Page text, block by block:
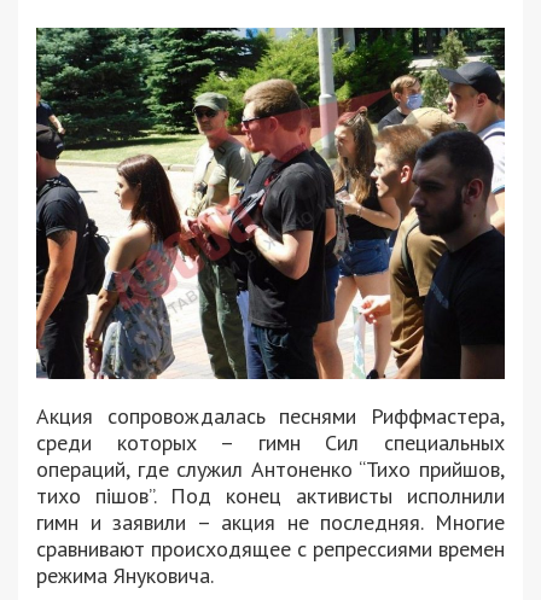
Акция сопровождалась песнями Риффмастера,
среди которых – гимн Сил специальных
операций, где служил Антоненко “Тихо прийшов,
тихо пішов”. Под конец активисты исполнили
гимн и заявили – акция не последняя. Многие
сравнивают происходящее с репрессиями времен
режима Януковича.